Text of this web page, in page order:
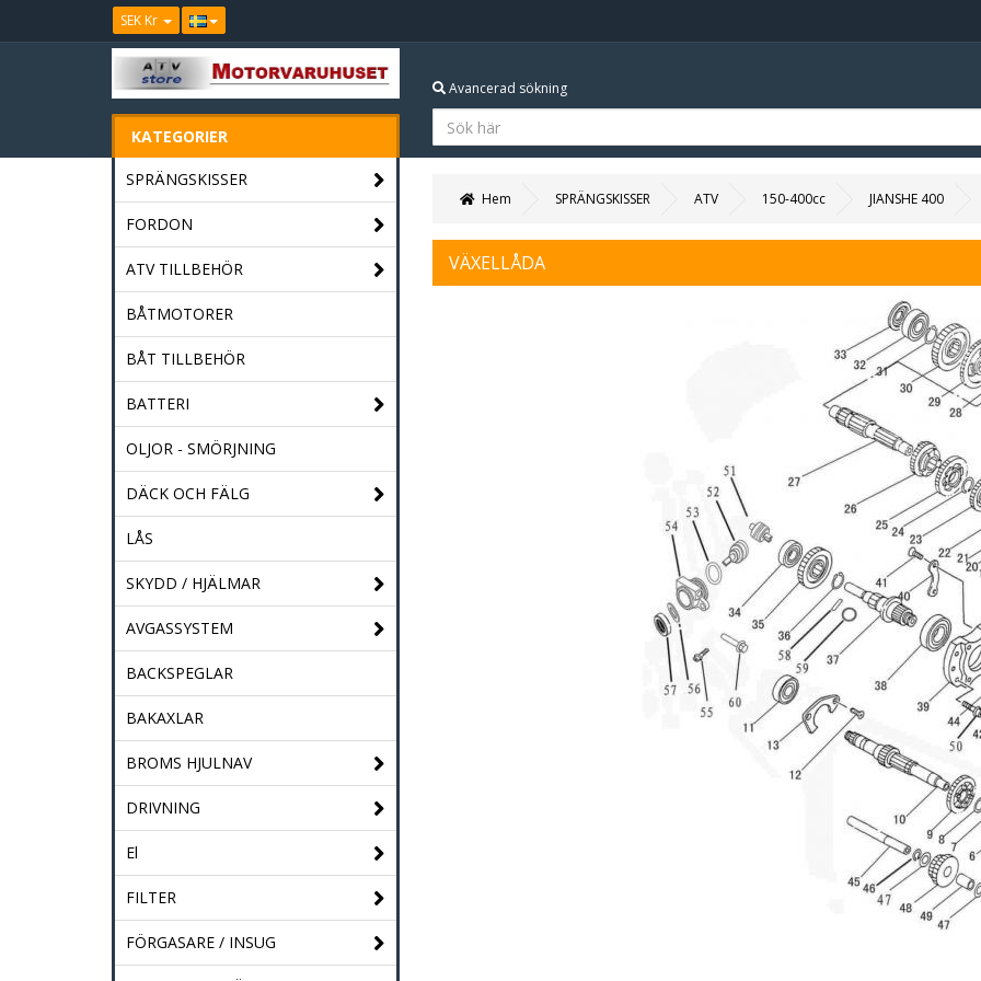
SEK Kr
KATEGORIER
Avancerad sökning
SPRÄNGSKISSER
FORDON
ATV TILLBEHÖR
BÅTMOTORER
BÅT TILLBEHÖR
BATTERI
OLJOR - SMÖRJNING
DÄCK OCH FÄLG
LÅS
SKYDD / HJÄLMAR
AVGASSYSTEM
BACKSPEGLAR
BAKAXLAR
BROMS HJULNAV
DRIVNING
El
FILTER
FÖRGASARE / INSUG
Hem SPRÄNGSKISSER ATV 150-400cc JIANSHE 400
VÄXELLÅDA